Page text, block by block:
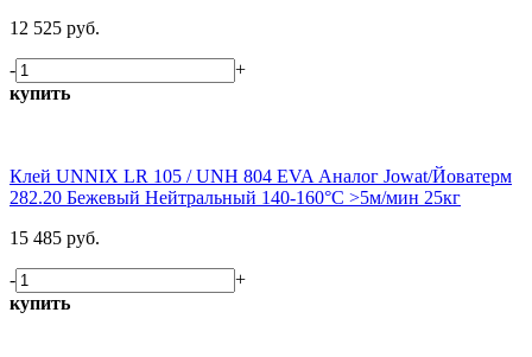
12 525 руб.
-
+
купить
Клей UNNIX LR 105 / UNH 804 EVA Аналог Jowat/Йоватерм
282.20 Бежевый Нейтральный 140-160°С >5м/мин 25кг
15 485 руб.
-
+
купить